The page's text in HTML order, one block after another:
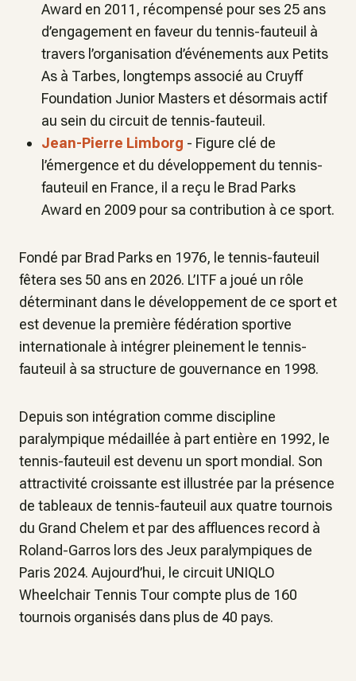
Award en 2011, récompensé pour ses 25 ans
d’engagement en faveur du tennis-fauteuil à
travers l’organisation d’événements aux Petits
As à Tarbes, longtemps associé au Cruyff
Foundation Junior Masters et désormais actif
au sein du circuit de tennis-fauteuil.
Jean-Pierre Limborg - Figure clé de
l’émergence et du développement du tennis-
fauteuil en France, il a reçu le Brad Parks
Award en 2009 pour sa contribution à ce sport.
Fondé par Brad Parks en 1976, le tennis-fauteuil
fêtera ses 50 ans en 2026. L’ITF a joué un rôle
déterminant dans le développement de ce sport et
est devenue la première fédération sportive
internationale à intégrer pleinement le tennis-
fauteuil à sa structure de gouvernance en 1998.
Depuis son intégration comme discipline
paralympique médaillée à part entière en 1992, le
tennis-fauteuil est devenu un sport mondial. Son
attractivité croissante est illustrée par la présence
de tableaux de tennis-fauteuil aux quatre tournois
du Grand Chelem et par des affluences record à
Roland-Garros lors des Jeux paralympiques de
Paris 2024. Aujourd’hui, le circuit UNIQLO
Wheelchair Tennis Tour compte plus de 160
tournois organisés dans plus de 40 pays.